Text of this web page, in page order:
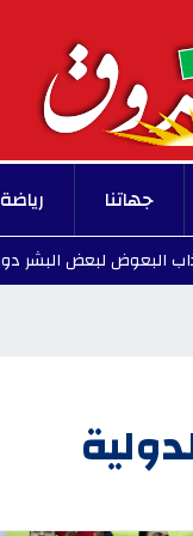
جهاتنا رياضة
لبعض البشر دون غيرهم